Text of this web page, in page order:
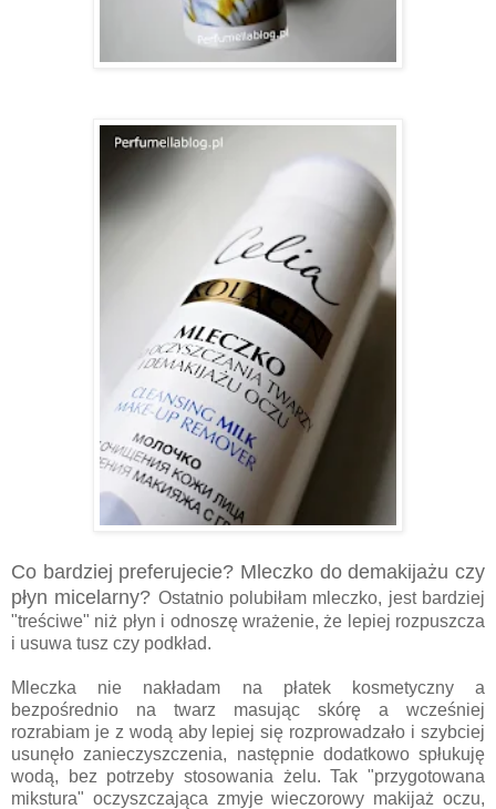
Co bardziej preferujecie? Mleczko do demakijażu czy
płyn micelarny? Ostatnio polubiłam mleczko, jest bardziej
"treściwe" niż płyn i odnoszę wrażenie, że lepiej rozpuszcza
i usuwa tusz czy podkład.
Mleczka nie nakładam na płatek kosmetyczny a
bezpośrednio na twarz masując skórę a wcześniej
rozrabiam je z wodą aby lepiej się rozprowadzało i szybciej
usunęło zanieczyszczenia, następnie dodatkowo spłukuję
wodą, bez potrzeby stosowania żelu. Tak "przygotowana
mikstura" oczyszczająca zmyje wieczorowy makijaż oczu,